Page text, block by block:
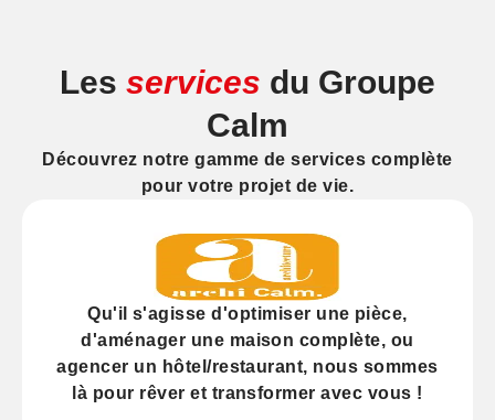
Les services du Groupe
Calm
Découvrez notre gamme de services complète
pour votre projet de vie.
Qu'il s'agisse d'optimiser une pièce,
d'aménager une maison complète, ou
agencer un hôtel/restaurant, nous sommes
là pour rêver et transformer avec vous !